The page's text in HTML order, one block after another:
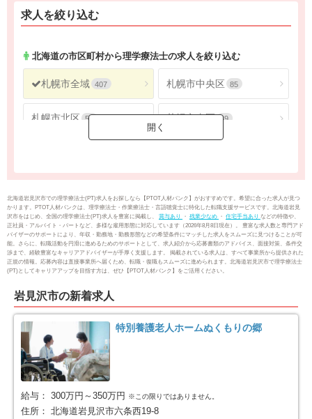
求人を絞り込む
北海道の市区町村から理学療法士の求人を絞り込む
札幌市全域 407 札幌市中央区 85
札幌市北区 56 札幌市東区 39
札幌市厚別区 21 札幌市手稲区 30
札幌市清田区 27 函館市 25
小樽市 27
室蘭市 釧路市 25
帯広市 26
夕張市 2 岩見沢市
北海道岩見沢市での理学療法士(PT)求人をお探しなら【PTOT人材バンク】がおすすめです。希望に合った求人が見つ
かります。PTOT人材バンクは、理学療法士・作業療法士・言語聴覚士に特化した転職支援サービスです。北海道岩見
沢市をはじめ、全国の理学療法士(PT)求人を豊富に掲載し、 賞与あり ・ 残業少なめ ・ 住宅手当あり などの特徴や、
正社員・アルバイト・パートなど、多様な雇用形態に対応しています（2026年8月8日現在）。 豊富な求人数と専門アド
バイザーのサポートにより、年収・勤務地・勤務形態などの希望条件にマッチした求人をスムーズに見つけることが可
能。さらに、転職活動を円滑に進めるためのサポートとして、求人紹介から応募書類のアドバイス、面接対策、条件交
渉まで、経験豊富なキャリアアドバイザーが手厚く支援します。 掲載されている求人は、すべて事業所から提供された
正規の情報。応募内容は直接事業所へ届くため、転職・復職もスムーズに進められます。北海道岩見沢市で理学療法士
(PT)としてキャリアアップを目指す方は、ぜひ【PTOT人材バンク】をご活用ください。
岩見沢市の新着求人
特別養護老人ホームぬくもりの郷
給与： 300万円～350万円 ※この限りではありません。
住所： 北海道岩見沢市六条西19-8